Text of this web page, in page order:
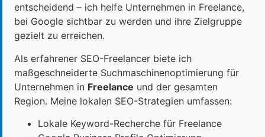
entscheidend – ich helfe Unternehmen in Freelance,
bei Google sichtbar zu werden und ihre Zielgruppe
gezielt zu erreichen.
Als erfahrener SEO-Freelancer biete ich
maßgeschneiderte Suchmaschinenoptimierung für
Unternehmen in Freelance und der gesamten
Region. Meine lokalen SEO-Strategien umfassen:
Lokale Keyword-Recherche für Freelance